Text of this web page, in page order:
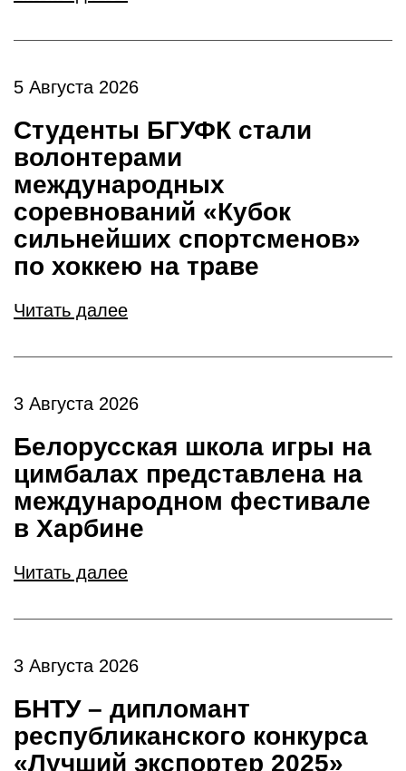
5 Августа 2026
Студенты БГУФК стали
волонтерами
международных
соревнований «Кубок
сильнейших спортсменов»
по хоккею на траве
Читать далее
3 Августа 2026
Белорусская школа игры на
цимбалах представлена на
международном фестивале
в Харбине
Читать далее
3 Августа 2026
БНТУ – дипломант
республиканского конкурса
«Лучший экспортер 2025»